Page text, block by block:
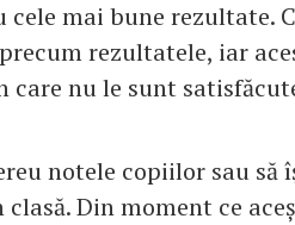
cele mai bune rezultate.
rezultatele, iar
nu le sunt
notele copiilor sau
Din moment ce